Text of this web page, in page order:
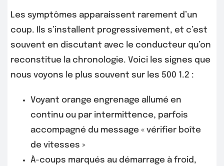
Les symptômes apparaissent rarement d’un
coup. Ils s’installent progressivement, et c’est
souvent en discutant avec le conducteur qu’on
reconstitue la chronologie. Voici les signes que
nous voyons le plus souvent sur les 500 1.2 :
Voyant orange engrenage allumé en
continu ou par intermittence, parfois
accompagné du message « vérifier boîte
de vitesses »
À-coups marqués au démarrage à froid,